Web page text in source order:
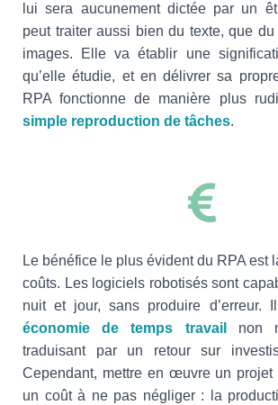
lui sera aucunement dictée par un
peut traiter aussi bien du texte, que
images. Elle va établir une
qu’elle étudie, et en délivrer sa
RPA fonctionne de manière plus
simple reproduction de tâches.
Le bénéfice le plus évident du RPA est
coûts. Les logiciels robotisés sont
nuit et jour, sans produire d’erreur.
économie de temps travail
non
traduisant par un retour sur
Cependant, mettre en œuvre un projet
un coût à ne pas négliger : la